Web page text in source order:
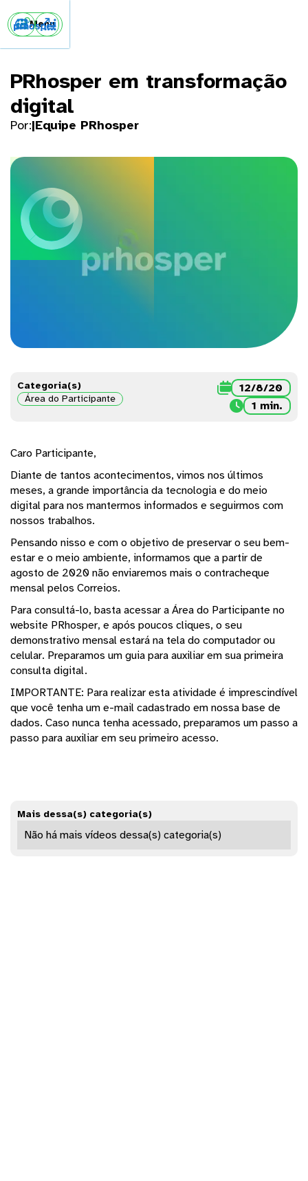
Menu
 
PRhosper em transformação
digital
Por:|Equipe PRhosper
Categoria(s)
Área do Participante
 12/8/20
 1 min.
Caro Participante,
Diante de tantos acontecimentos, vimos nos últimos
meses, a grande importância da tecnologia e do meio
digital para nos mantermos informados e seguirmos com
nossos trabalhos.
Pensando nisso e com o objetivo de preservar o seu bem-
estar e o meio ambiente, informamos que a partir de
agosto de 2020 não enviaremos mais o contracheque
mensal pelos Correios.
Para consultá-lo, basta acessar a Área do Participante no
website PRhosper, e após poucos cliques, o seu
demonstrativo mensal estará na tela do computador ou
celular. Preparamos um guia para auxiliar em sua primeira
consulta digital.
IMPORTANTE: Para realizar esta atividade é imprescindível
que você tenha um e-mail cadastrado em nossa base de
dados. Caso nunca tenha acessado, preparamos um passo a
passo para auxiliar em seu primeiro acesso.
Mais dessa(s) categoria(s)
Não há mais vídeos dessa(s) categoria(s)